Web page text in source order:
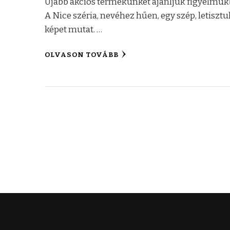
A Nice széria, nevéhez hűen, egy szép,
képet mutat. …
OLVASON TOVÁBB